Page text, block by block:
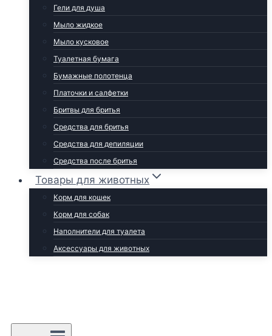
Гели для душа
Мыло жидкое
Мыло кусковое
Туалетная бумага
Бумажные полотенца
Платочки и салфетки
Бритвы для бритья
Средства для бритья
Средства для депиляции
Средства после бритья
Товары для животных
Корм для кошек
Корм для собак
Наполнители для туалета
Аксессуары для животных